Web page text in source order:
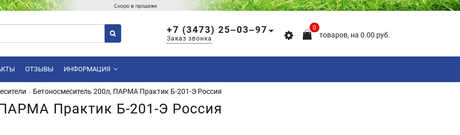
0
товаров, на 0.00 руб.
+7 (3473) 25‒03‒97
Заказ звонка
ОТЗЫВЫ ИНФОРМАЦИЯ
Бетоносмеситель 200л, ПАРМА Практик Б-201-Э Россия
Практик Б-201-Э Россия